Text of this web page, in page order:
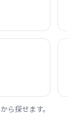
ら探せます。